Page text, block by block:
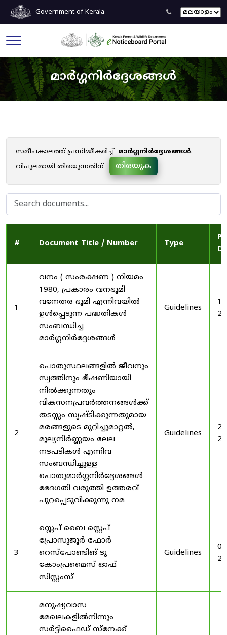
Government of Kerala
മാർഗ്ഗനിർദ്ദേശങ്ങൾ
സമീപകാലത്ത് പ്രസിദ്ധീകരിച്ച് മാർഗ്ഗനിർദ്ദേശങ്ങൾ.
വിപുലമായി തിരയുന്നതിന്
തിരയുക
# Document Title / Number Type
1
വനം ( സംരക്ഷണ ) നിയമം
1980, പ്രകാരം വനഭൂമി
വനേതര ഭൂമി എന്നിവയിൽ
ഉൾപ്പെടുന്ന പദ്ധതികൾ
സംബന്ധിച്ച
മാർഗ്ഗനിർദ്ദേശങ്ങൾ
Guidelines
2
പൊതുസ്ഥലങ്ങളിൽ ജീവനും
സ്വത്തിനും ഭീഷണിയായി
നിൽക്കുന്നതും
വികസനപ്രവർത്തനങ്ങൾക്ക്
തടസ്സം സൃഷ്ടിക്കുന്നതുമായ
മരങ്ങളുടെ മുറിച്ചുമാറ്റൽ,
മൂല്യനിർണ്ണയം ലേല
നടപടികൾ എന്നിവ
സംബന്ധിച്ചുള്ള
പൊതുമാർഗ്ഗനിർദ്ദേശങ്ങൾ
ഭേദഗതി വരുത്തി ഉത്തരവ്
പുറപ്പെടുവിക്കുന്നു നമ
Guidelines
3
സ്റ്റെപ് ബൈ സ്റ്റെപ്
പ്രോസുജൂർ ഫോർ
റെസ്‌പോണ്ടിങ് ടു
കോംപ്രമൈസ് ഓഫ്
സിസ്റ്റംസ്
Guidelines
മനുഷ്യവാസ
മേഖലകളിൽനിന്നും
സർട്ടിഫൈഡ് സ്നേക്ക്